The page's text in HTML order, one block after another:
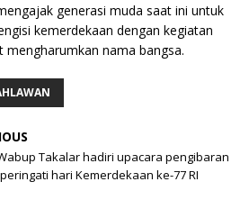
generasi muda saat ini untuk
kemerdekaan dengan kegiatan
mengharumkan nama bangsa.
Takalar hadiri upacara pengibaran
hari Kemerdekaan ke-77 RI